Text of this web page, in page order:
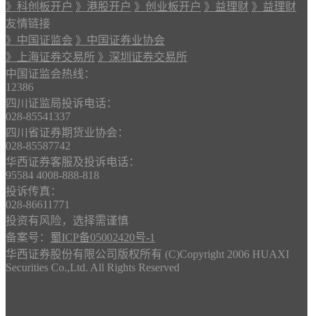
》科创板开户 》港股开户 》创业板开户 》益理财 》益理财
友情链接
》中国证监会 》中国证券业协会
》上海证券交易所 》深圳证券交易所
中国证监会热线：
12386
四川证监局投诉电话：
028-85541337
四川省证券期货业协会：
028-85587742
华西证券客服及投诉电话：
95584 4008-888-818
投诉传真：
028-86611771
投资有风险，选择需谨慎
备案号： 蜀ICP备05002420号-1
华西证券股份有限公司版权所有 (C)Copyright 2006 HUAXI
Securities Co.,Ltd. All Rights Reserved